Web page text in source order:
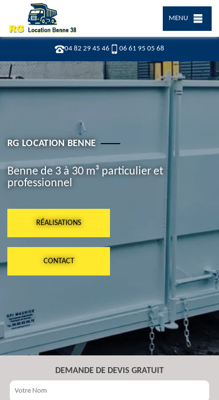
04 82 29 45 46 06 61 95 05 68
MENU
RG LOCATION BENNE
Benne de 3 à 30 m³ particulier et
professionnel
RÉALISATIONS
CONTACT
DEMANDE DE DEVIS GRATUIT